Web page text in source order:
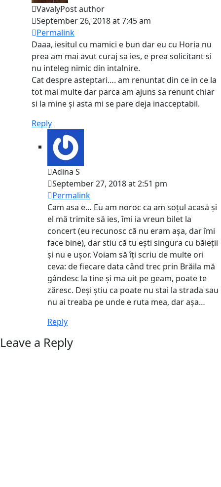
VavalyPost author
September 26, 2018 at 7:45 am
Permalink
Daaa, iesitul cu mamici e bun dar eu cu Horia nu
prea am mai avut curaj sa ies, e prea solicitant si
nu inteleg nimic din intalnire.
Cat despre asteptari…. am renuntat din ce in ce la
tot mai multe dar parca am ajuns sa renunt chiar
si la mine și asta mi se pare deja inacceptabil.
Reply
Adina S
September 27, 2018 at 2:51 pm
Permalink
Cam asa e… Eu am noroc ca am soțul acasă și
el mă trimite să ies, îmi ia vreun bilet la
concert (eu recunosc că nu eram așa, dar îmi
face bine), dar stiu că tu ești singura cu băieții
și nu e ușor. Voiam să îți scriu de multe ori
ceva: de fiecare data când trec prin Brăila mă
gândesc la tine și ma uit pe geam, poate te
zăresc. Deși știu ca poate nu stai la strada sau
nu ai treaba pe unde e ruta mea, dar așa…
Reply
Leave a Reply